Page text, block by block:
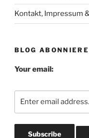
Kontakt, Impressum
BLOG
Your email: